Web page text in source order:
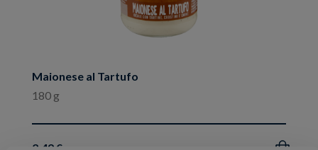
Maionese al Tartufo
180 g